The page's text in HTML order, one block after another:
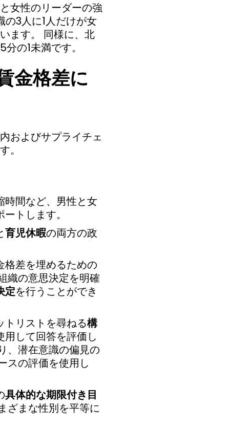
女性のリーダーの強
の3人に1人だけが女
ます。 同様に、北
の1未満です。
金格差に
およびサプライチェ
。
時間など、男性と女
トします。
育児休暇の両方の政
格差を埋めるための
織の意思決定を明確
定を行うことができ
リストを尋ねる構
して回答を評価し
、潜在意識の偏見の
スの評価を使用し
具体的な期限付き目
ざまな性別を平等に